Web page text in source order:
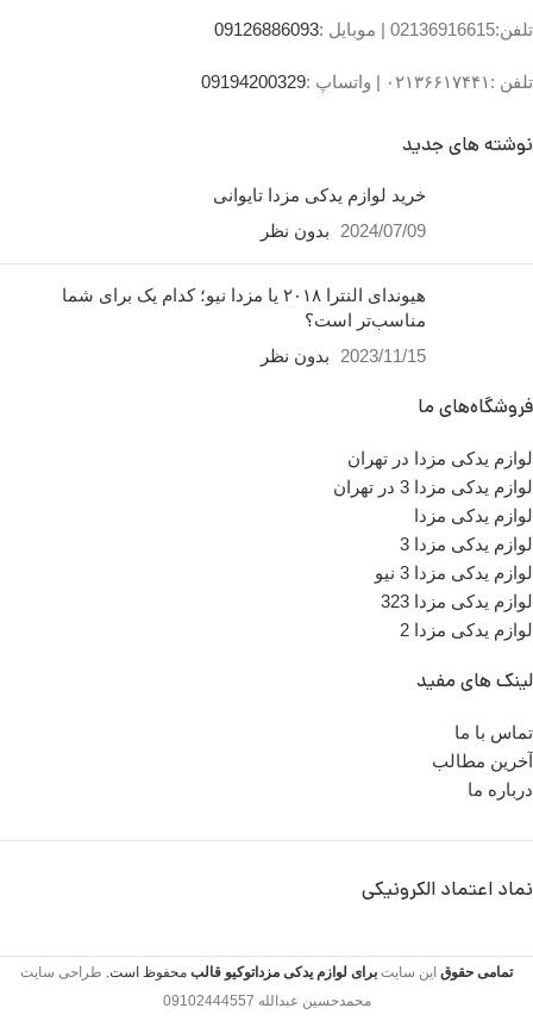
،مجتمع تجاری سپهر،طبقه
اول واحد F124
ساعت کار فروشگاهروزهای
۰۹۱۲۶۸۸۶۰۹۳ واتساپ
۰۹۱۹۴۲۰۰۳۲۹
تلفن:02136916615 | موبایل :09126886093
تلفن :۰۲۱۳۶۶۱۷۴۴۱ | واتساپ :09194200329
نوشته های جدید
خرید لوازم یدکی مزدا تایوانی
2024/07/09
هیوندای النترا ۲۰۱۸ یا مزدا نیو؛ کدام یک برای شما
مناسب‌تر است؟
2023/11/15
بدون نظر
فروشگاه‌های ما
لوازم یدکی مزدا در تهران
لوازم یدکی مزدا 3 در تهران
لوازم یدکی مزدا
لوازم یدکی مزدا 3
لوازم یدکی مزدا 3 نیو
لوازم یدکی مزدا 323
لوازم یدکی مزدا 2
لینک های مفید
تماس با ما
آخرین مطالب
درباره ما
نماد اعتماد الکرونیکی
تمامی حقوق این سایت برای لوازم یدکی مزداتوکیو قالب محفوظ است. طراحی سایت
محمدحسین عبدالله 09102444557